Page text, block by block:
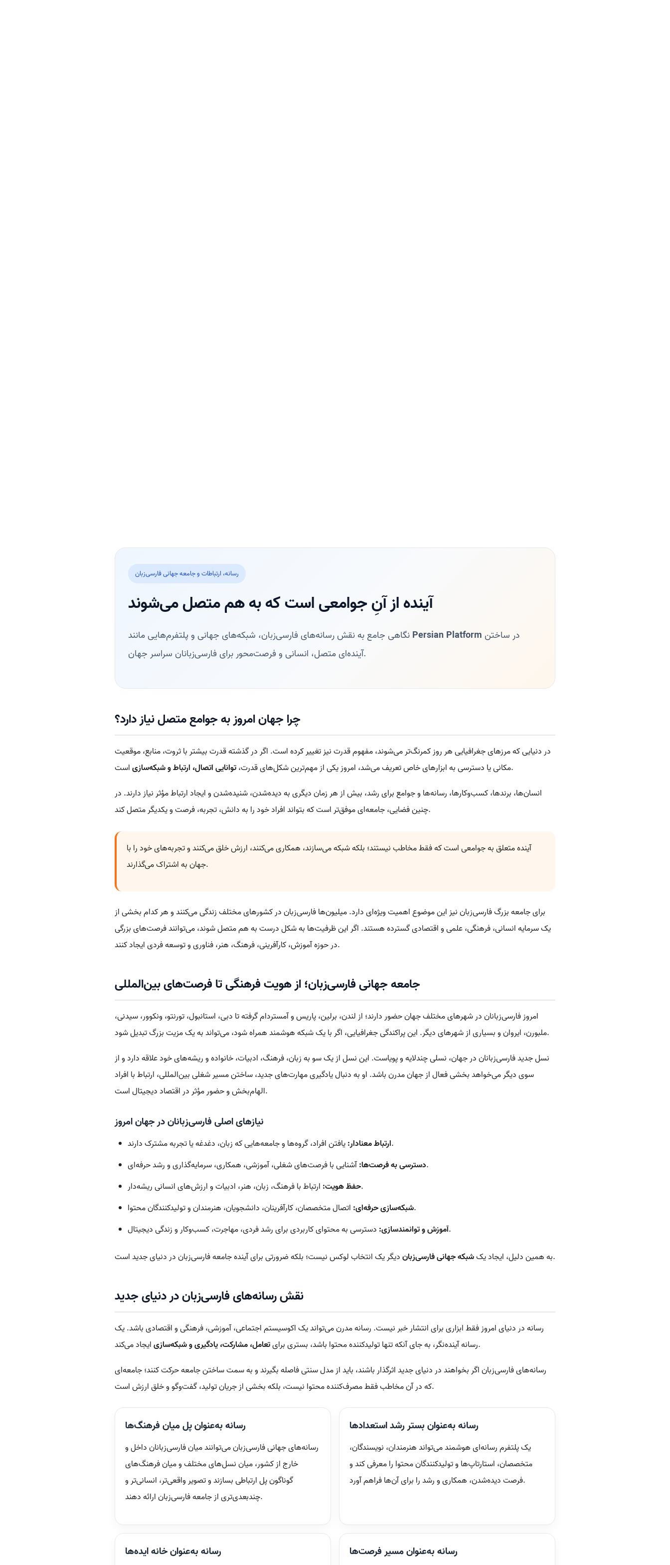
رسانه، ارتباطات و جامعه جهانی فارسی‌زبان
آینده از آنِ جوامعی است که به هم متصل می‌شوند
Persian Platform
آینده‌ای متصل، انسانی و فرصت‌محور برای فارسی‌زبانان سراسر جهان.
چرا جهان امروز به جوامع متصل نیاز دارد؟
در دنیایی که مرزهای جغرافیایی هر روز کمرنگ‌تر می‌شوند، مفهوم قدرت نیز تغییر کرده است. اگر در گذشته قدرت بیشتر با ثروت، منابع، موقعیت
مکانی یا دسترسی به ابزارهای خاص تعریف می‌شد، امروز یکی از مهم‌ترین شکل‌های قدرت،توانایی اتصال، ارتباط و شبکه‌سازی
است.
انسان‌ها، برندها، کسب‌وکارها، رسانه‌ها و جوامع برای رشد، بیش از هر زمان دیگری به دیده‌شدن، شنیده‌شدن و ایجاد ارتباط مؤثر نیاز دارند. در
چنین فضایی، جامعه‌ای موفق‌تر است که بتواند افراد خود را به دانش، تجربه، فرصت و یکدیگر متصل کند.
آینده متعلق به جوامعی است که فقط مخاطب نیستند؛ بلکه شبکه می‌سازند، همکاری می‌کنند، ارزش خلق می‌کنند و تجربه‌های خود را با
جهان به اشتراک می‌گذارند.
برای جامعه بزرگ فارسی‌زبان نیز این موضوع اهمیت ویژه‌ای دارد. میلیون‌ها فارسی‌زبان در کشورهای مختلف زندگی می‌کنند و هر کدام بخشی از
یک سرمایه انسانی، فرهنگی، علمی و اقتصادی گسترده هستند. اگر این ظرفیت‌ها به شکل درست به هم متصل شوند، می‌توانند فرصت‌های بزرگی
در حوزه آموزش، کارآفرینی، فرهنگ، هنر، فناوری و توسعه فردی ایجاد کنند.
جامعه جهانی فارسی‌زبان؛ از هویت فرهنگی تا فرصت‌های بین‌المللی
امروز فارسی‌زبانان در شهرهای مختلف جهان حضور دارند؛ از لندن، برلین، پاریس و آمستردام گرفته تا دبی، استانبول، تورنتو، ونکوور، سیدنی،
ملبورن، ایروان و بسیاری از شهرهای دیگر. این پراکندگی جغرافیایی، اگر با یک شبکه هوشمند همراه شود، می‌تواند به یک مزیت بزرگ تبدیل شود.
نسل جدید فارسی‌زبانان در جهان، نسلی چندلایه و پویاست. این نسل از یک سو به زبان، فرهنگ، ادبیات، خانواده و ریشه‌های خود علاقه دارد و از
سوی دیگر می‌خواهد بخشی فعال از جهان مدرن باشد. او به دنبال یادگیری مهارت‌های جدید، ساختن مسیر شغلی بین‌المللی، ارتباط با افراد
الهام‌بخش و حضور مؤثر در اقتصاد دیجیتال است.
نیازهای اصلی فارسی‌زبانان در جهان امروز
ارتباط معنادار:یافتن افراد، گروه‌ها و جامعه‌هایی که زبان، دغدغه یا تجربه مشترک دارند.
دسترسی به فرصت‌ها:آشنایی با فرصت‌های شغلی، آموزشی، همکاری، سرمایه‌گذاری و رشد حرفه‌ای.
حفظ هویت:ارتباط با فرهنگ، زبان، هنر، ادبیات و ارزش‌های انسانی ریشه‌دار.
شبکه‌سازی حرفه‌ای:اتصال متخصصان، کارآفرینان، دانشجویان، هنرمندان و تولیدکنندگان محتوا.
آموزش و توانمندسازی:دسترسی به محتوای کاربردی برای رشد فردی، مهاجرت، کسب‌وکار و زندگی دیجیتال.
به همین دلیل، ایجاد یکشبکه جهانی فارسی‌زبان دیگر یک انتخاب لوکس نیست؛ بلکه ضرورتی برای آینده جامعه فارسی‌زبان در دنیای جدید است.
نقش رسانه‌های فارسی‌زبان در دنیای جدید
رسانه در دنیای امروز فقط ابزاری برای انتشار خبر نیست. رسانه مدرن می‌تواند یک اکوسیستم اجتماعی، آموزشی، فرهنگی و اقتصادی باشد. یک
رسانه آینده‌نگر، به جای آنکه تنها تولیدکننده محتوا باشد، بستری برایتعامل، مشارکت، یادگیری و شبکه‌سازی
ایجاد می‌کند.
رسانه‌های فارسی‌زبان اگر بخواهند در دنیای جدید اثرگذار باشند، باید از مدل سنتی فاصله بگیرند و به سمت ساختن جامعه حرکت کنند؛ جامعه‌ای
که در آن مخاطب فقط مصرف‌کننده محتوا نیست، بلکه بخشی از جریان تولید، گفت‌وگو و خلق ارزش است.
رسانه به‌عنوان پل میان فرهنگ‌ها
رسانه‌های جهانی فارسی‌زبان می‌توانند میان فارسی‌زبانان داخل و
خارج از کشور، میان نسل‌های مختلف و میان فرهنگ‌های
گوناگون پل ارتباطی بسازند و تصویر واقعی‌تر، انسانی‌تر و
چندبعدی‌تری از جامعه فارسی‌زبان ارائه دهند.
رسانه به‌عنوان بستر رشد استعدادها
یک پلتفرم رسانه‌ای هوشمند می‌تواند هنرمندان، نویسندگان،
متخصصان، استارتاپ‌ها و تولیدکنندگان محتوا را معرفی کند و
فرصت دیده‌شدن، همکاری و رشد را برای آن‌ها فراهم آورد.
رسانه به‌عنوان خانه ایده‌ها رسانه به‌عنوان مسیر فرصت‌ها